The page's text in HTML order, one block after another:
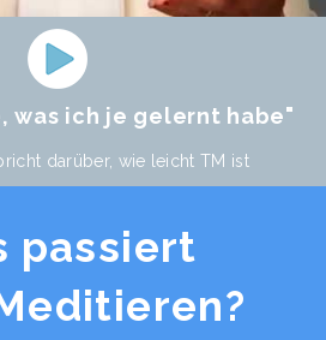
was ich je gelernt habe"
darüber, wie leicht TM ist
passiert